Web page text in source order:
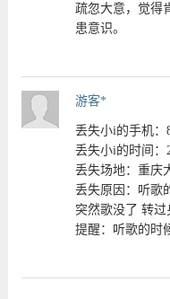
疏忽大意，觉得
患意识。
游客*
丢失小i的手机：
丢失小i的时间：
丢失场地：重庆
丢失原因：听歌
突然歌没了 转过
提醒：听歌的时